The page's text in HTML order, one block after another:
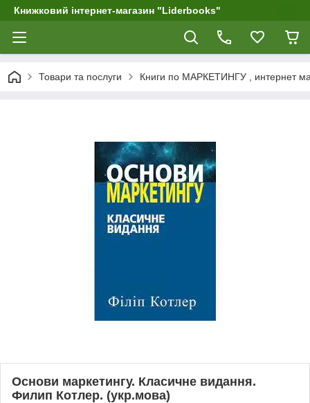
Книжковий інтернет-магазин "Liderbooks"
Товари та послуги Книги по МАРКЕТИНГУ , интернет
Основи маркетингу. Класичне видання.
Филип Котлер. (укр.мова)